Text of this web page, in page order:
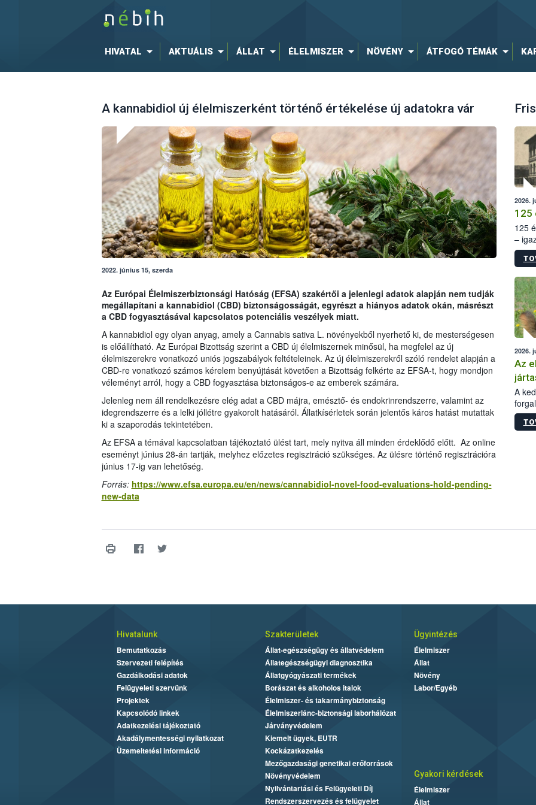
HIVATAL AKTUÁLIS ÁLLAT ÉLELMISZER NÖVÉNY ÁTFOGÓ TÉMÁK
A kannabidiol új élelmiszerként történő értékelése új adatokra vár
2022. június 15, szerda
Az Európai Élelmiszerbiztonsági Hatóság (EFSA) szakértői a jelenlegi adatok alapján nem tudják
megállapítani a kannabidiol (CBD) biztonságosságát, egyrészt a hiányos adatok okán, másrészt
a CBD fogyasztásával kapcsolatos potenciális veszélyek miatt.
A kannabidiol egy olyan anyag, amely a Cannabis sativa L. növényekből nyerhető ki, de mesterségesen
is előállítható. Az Európai Bizottság szerint a CBD új élelmiszernek minősül, ha megfelel az új
élelmiszerekre vonatkozó uniós jogszabályok feltételeinek. Az új élelmiszerekről szóló rendelet alapján a
CBD-re vonatkozó számos kérelem benyújtását követően a Bizottság felkérte az EFSA-t, hogy mondjon
véleményt arról, hogy a CBD fogyasztása biztonságos-e az emberek számára.
Jelenleg nem áll rendelkezésre elég adat a CBD májra, emésztő- és endokrinrendszerre, valamint az
idegrendszerre és a lelki jóllétre gyakorolt hatásáról. Állatkísérletek során jelentős káros hatást mutattak
ki a szaporodás tekintetében.
Az EFSA a témával kapcsolatban tájékoztató ülést tart, mely nyitva áll minden érdeklődő előtt. Az online
eseményt június 28-án tartják, melyhez előzetes regisztráció szükséges. Az ülésre történő regisztrációra
június 17-ig van lehetőség.
Forrás: https://www.efsa.europa.eu/en/news/cannabidiol-novel-food-evaluations-hold-pending-
new-data
2026.
125
125
–
15.
2026.
Az
A
Hivatalunk
Bemutatkozás
Szervezeti felépítés
Gazdálkodási adatok
Felügyeleti szervünk
Projektek
Kapcsolódó linkek
Adatkezelési tájékoztató
Akadálymentességi nyilatkozat
Üzemeltetési információ
Szakterületek
Állat-egészségügy és állatvédelem
Állategészségügyi diagnosztika
Állatgyógyászati termékek
Borászat és alkoholos italok
Élelmiszer- és takarmánybiztonság
Élelmiszerlánc-biztonsági laborhálózat
Járványvédelem
Kiemelt ügyek, EUTR
Kockázatkezelés
Mezőgazdasági genetikai erőforrások
Növényvédelem
Nyilvántartási és Felügyeleti Díj
Rendszerszervezés és felügyelet
Ügyintézés
Élelmiszer
Állat
Növény
Labor/Egyéb
Gyakori kérdések
Élelmiszer
Állat